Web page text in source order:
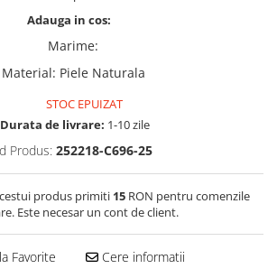
Adauga in cos:
Marime:
Material: Piele Naturala
STOC EPUIZAT
Durata de livrare: 1-10 zile
Produs: 252218-C696-25
produs primiti 15 RON pentru comenzile
Este necesar un cont de client.
Favorite Cere informatii